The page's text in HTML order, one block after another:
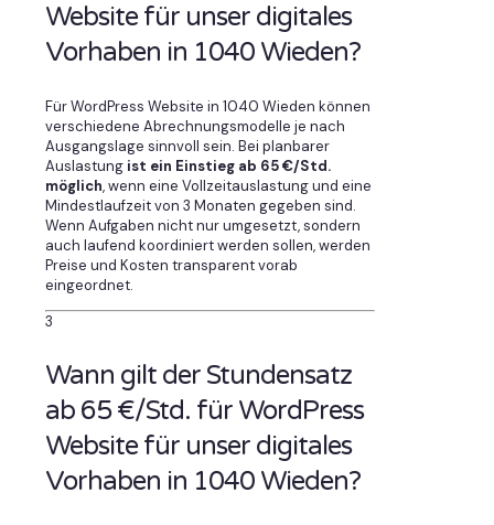
Website für unser digitales
Vorhaben in 1040 Wieden?
Für WordPress Website in 1040 Wieden können
verschiedene Abrechnungsmodelle je nach
Ausgangslage sinnvoll sein. Bei planbarer
Auslastung ist ein Einstieg ab 65 €/Std.
möglich, wenn eine Vollzeitauslastung und eine
Mindestlaufzeit von 3 Monaten gegeben sind.
Wenn Aufgaben nicht nur umgesetzt, sondern
auch laufend koordiniert werden sollen, werden
Preise und Kosten transparent vorab
eingeordnet.
3
Wann gilt der Stundensatz
ab 65 €/Std. für WordPress
Website für unser digitales
Vorhaben in 1040 Wieden?